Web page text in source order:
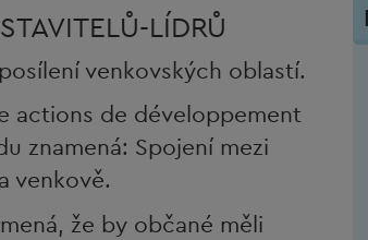
LÍDRŮ
venkovských oblastí.
actions de développement
znamená: Spojení mezi
venkově.
že by občané měli